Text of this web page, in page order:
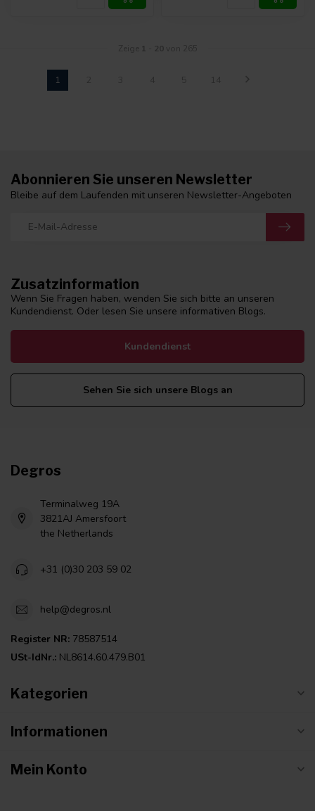
Zeige 1 20 von 265
1 2
Zusatzinformation
Wenn Sie Fragen haben, wenden Sie sich bitte an unseren
Kundendienst. Oder lesen Sie unsere informativen Blogs.
Kundendienst
Sehen Sie sich unsere Blogs an
Abonnieren Sie unseren Newsletter
Bleibe auf dem Laufenden mit unseren Newsletter-Angeboten
Degros
Terminalweg 19A
3821AJ Amersfoort
the Netherlands
+31 (0)30 203 59 02
help@degros.nl
Register NR: 78587514
USt-IdNr.: NL8614.60.479.B01
Kategorien
Informationen
Mein Konto